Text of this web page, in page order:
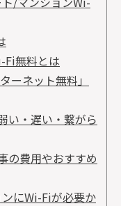
Fi無料とは
ーネット無料」
い・遅い・繋がら
の費用やおすすめ
にWi-Fiが必要か